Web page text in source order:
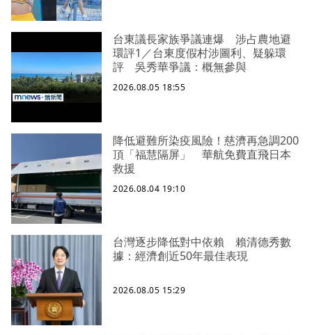
台東議長家族爭議連爆 涉占農地避
環評1／台東度假村涉圖利、疑躲環
評 吳秀華爭議：概無參與
2026.08.05 18:55
降低避難所染疫風險！慈濟再急調200
頂「福慧隔屏」 華航免費直飛日本
救援
2026.08.04 19:10
台灣逐步降低對中依賴 賴清德秀數
據：經濟創近50年最佳表現
2026.08.05 15:29